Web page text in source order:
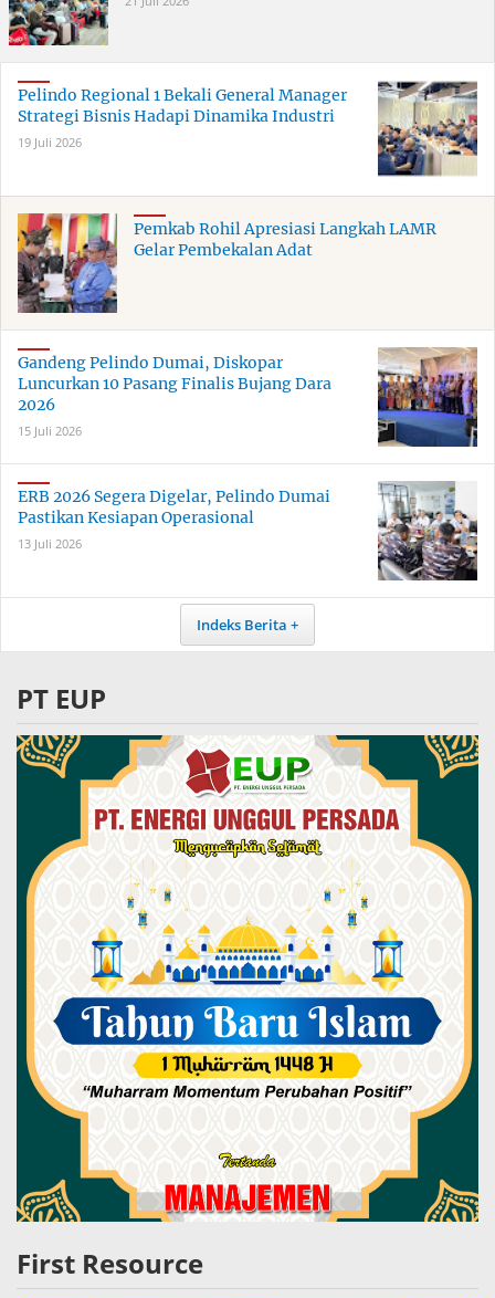
Pelindo Regional 1 Bekali General Manager
Strategi Bisnis Hadapi Dinamika Industri
19 Juli 2026
Pemkab Rohil Apresiasi Langkah LAMR
Gelar Pembekalan Adat
Gandeng Pelindo Dumai, Diskopar
Luncurkan 10 Pasang Finalis Bujang Dara
2026
15 Juli 2026
ERB 2026 Segera Digelar, Pelindo Dumai
Pastikan Kesiapan Operasional
13 Juli 2026
Indeks Berita
PT EUP
First Resource